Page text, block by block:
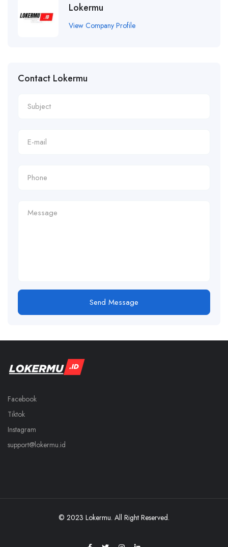
Lokermu
View Company Profile
Contact Lokermu
Send Message
Facebook
Tiktok
Instagram
support@lokermu.id
© 2023 Lokermu. All Right Reserved.